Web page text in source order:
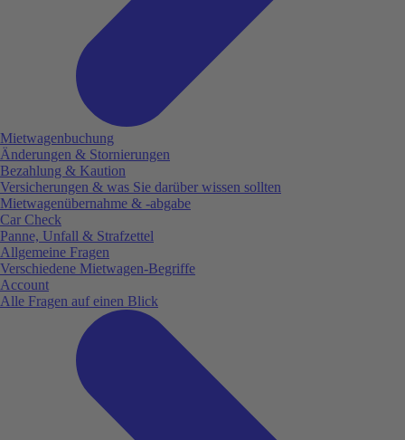
Mietwagenbuchung
Änderungen & Stornierungen
Bezahlung & Kaution
Versicherungen & was Sie darüber wissen sollten
Mietwagenübernahme & -abgabe
Car Check
Panne, Unfall & Strafzettel
Allgemeine Fragen
Verschiedene Mietwagen-Begriffe
Account
Alle Fragen auf einen Blick